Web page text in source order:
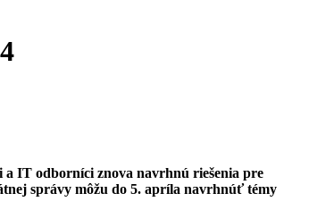
IT odborníci znova navrhnú riešenia pre
správy môžu do 5. apríla navrhnúť témy